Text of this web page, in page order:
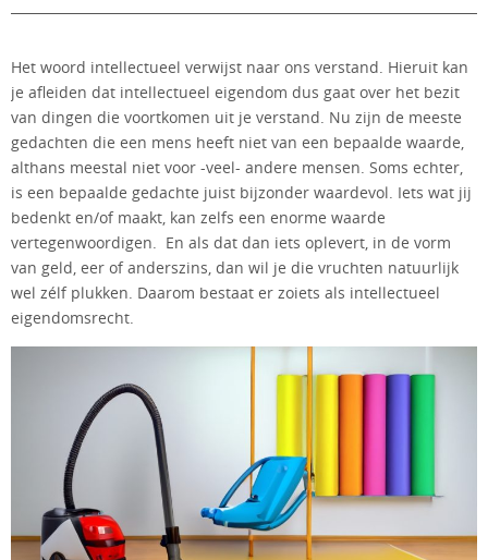
Het woord intellectueel verwijst naar ons verstand. Hieruit kan
je afleiden dat intellectueel eigendom dus gaat over het bezit
van dingen die voortkomen uit je verstand. Nu zijn de meeste
gedachten die een mens heeft niet van een bepaalde waarde,
althans meestal niet voor -veel- andere mensen. Soms echter,
is een bepaalde gedachte juist bijzonder waardevol. Iets wat jij
bedenkt en/of maakt, kan zelfs een enorme waarde
vertegenwoordigen. En als dat dan iets oplevert, in de vorm
van geld, eer of anderszins, dan wil je die vruchten natuurlijk
wel zélf plukken. Daarom bestaat er zoiets als intellectueel
eigendomsrecht.